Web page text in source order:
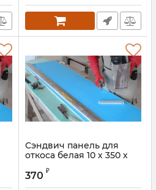
Сэндвич панель для
откоса белая 10 х 350 х
370 ₽